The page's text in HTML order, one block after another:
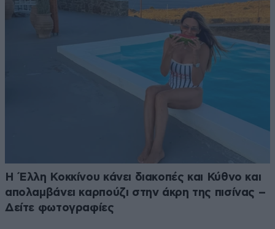
Η Έλλη Κοκκίνου κάνει διακοπές και Κύθνο και
απολαμβάνει καρπούζι στην άκρη της πισίνας –
Δείτε φωτογραφίες